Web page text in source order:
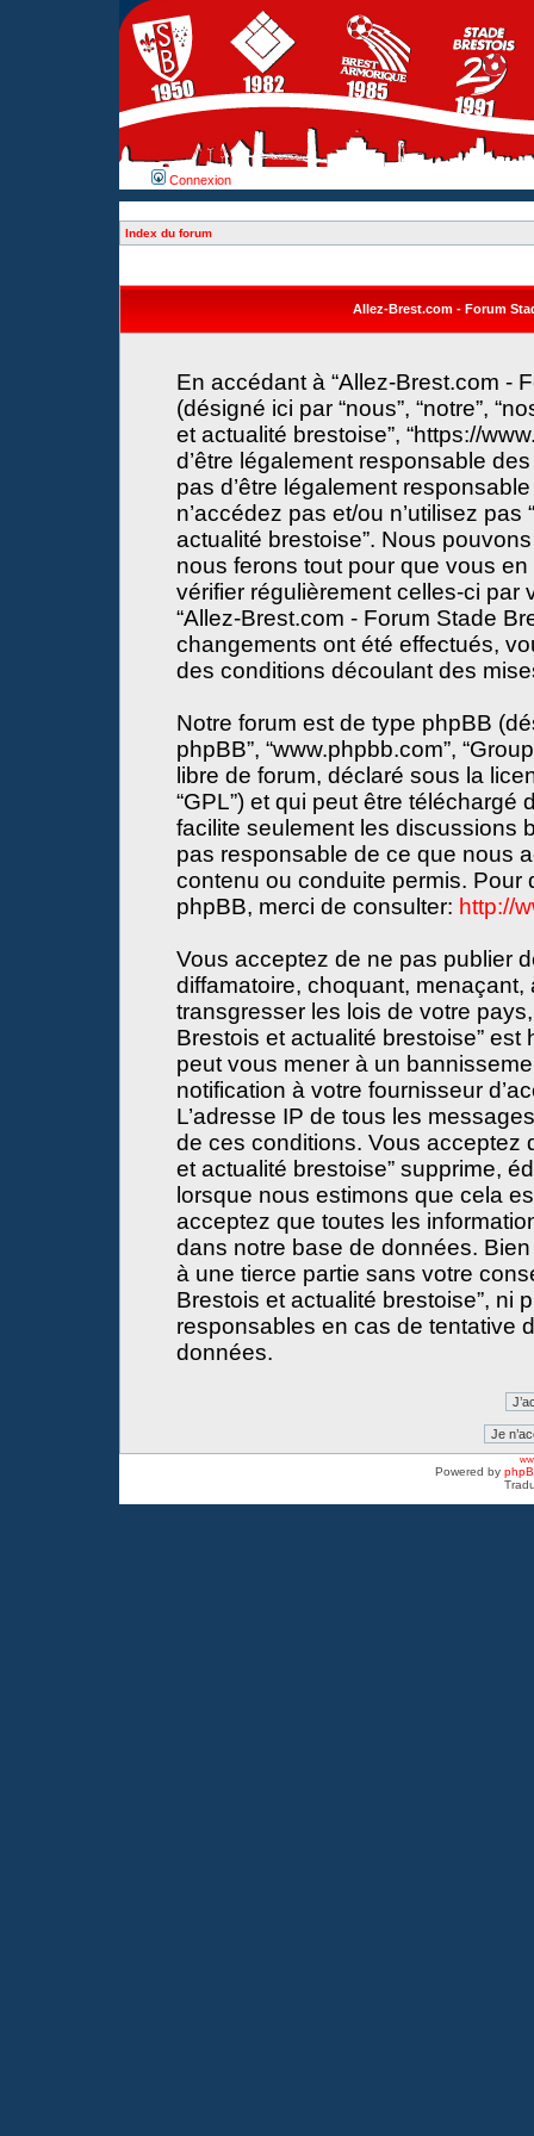
Connexion
Index du forum
Allez-Brest.com - Forum
En accédant à “Allez-Brest.com -
(désigné ici par “nous”, “notre”,
et actualité brestoise”, “https://
d’être légalement responsable
pas d’être légalement
n’accédez pas et/ou n’utilisez
actualité brestoise”. Nous
nous ferons tout pour que vous
vérifier régulièrement celles-ci par
“Allez-Brest.com - Forum Stade
changements ont été effectués,
des conditions découlant des
Notre forum est de type phpBB
phpBB”, “www.phpbb.com”,
libre de forum, déclaré sous la
“GPL”) et qui peut être téléchargé
facilite seulement les discussions
pas responsable de ce que nous
contenu ou conduite permis. Pour
phpBB, merci de consulter: http://
Vous acceptez de ne pas publier
diffamatoire, choquant,
transgresser les lois de votre
Brestois et actualité brestoise”
peut vous mener à un
notification à votre fournisseur
L’adresse IP de tous les
de ces conditions. Vous acceptez
et actualité brestoise” supprime,
lorsque nous estimons que cela
acceptez que toutes les
dans notre base de données.
à une tierce partie sans votre
Brestois et actualité brestoise”, ni
responsables en cas de tentative
données.
Powered by